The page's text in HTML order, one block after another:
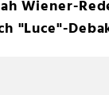
Wiener-
"Luce"-